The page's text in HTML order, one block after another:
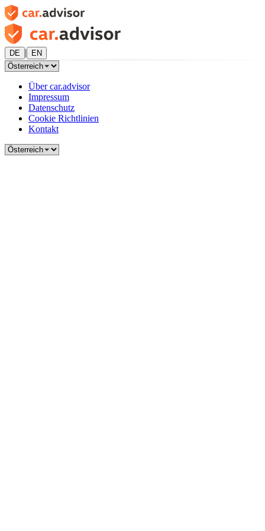
DE | EN
Über car.advisor
Impressum
Datenschutz
Cookie Richtlinien
Kontakt